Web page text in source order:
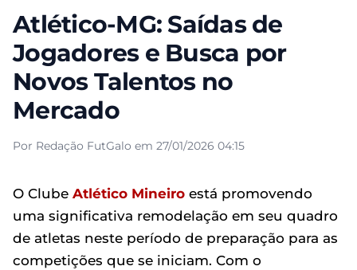
Atlético-MG: Saídas de
Jogadores e Busca por
Novos Talentos no
Mercado
Por Redação FutGalo em 27/01/2026 04:15
O Clube Atlético Mineiro está promovendo
uma significativa remodelação em seu quadro
de atletas neste período de preparação para as
competições que se iniciam. Com o